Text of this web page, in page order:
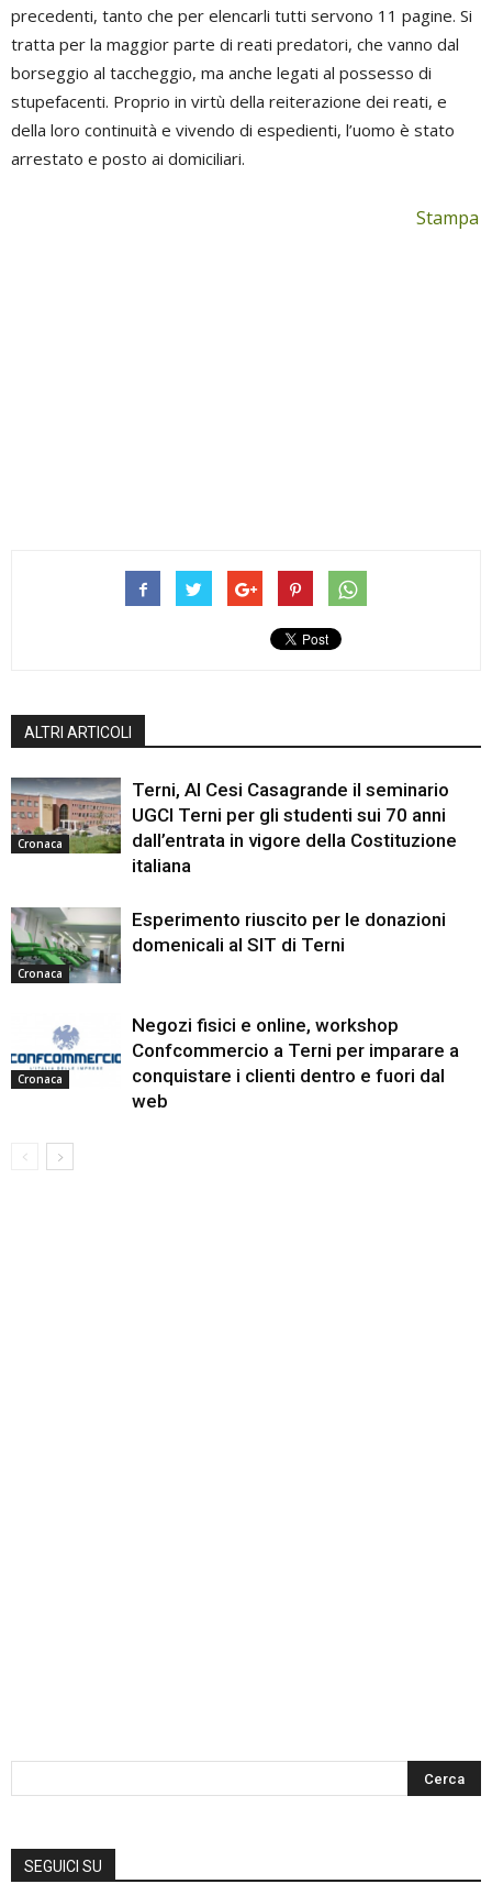
precedenti, tanto che per elencarli tutti servono 11 pagine. Si
tratta per la maggior parte di reati predatori, che vanno dal
borseggio al taccheggio, ma anche legati al possesso di
stupefacenti. Proprio in virtù della reiterazione dei reati, e
della loro continuità e vivendo di espedienti, l’uomo è stato
arrestato e posto ai domiciliari.
Stampa
ALTRI ARTICOLI
Cronaca
Terni, Al Cesi Casagrande il seminario
UGCI Terni per gli studenti sui 70 anni
dall’entrata in vigore della Costituzione
italiana
Cronaca
Esperimento riuscito per le donazioni
domenicali al SIT di Terni
Cronaca
Negozi fisici e online, workshop
Confcommercio a Terni per imparare a
conquistare i clienti dentro e fuori dal
web
SEGUICI SU